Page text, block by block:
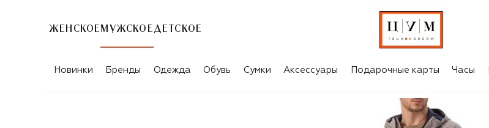
ЖЕНСКОЕ МУЖСКОЕ ДЕТСКОЕ
Новинки Бренды Одежда Обувь Сумки Аксессуары Подарочные карты Часы